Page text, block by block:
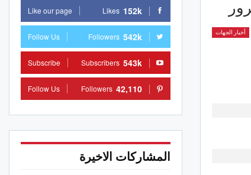
أخبار الجهات
152k
Likes
Like our page
542k
Followers
Follow Us
543k
Subscribers
Subscribe
42,110
Followers
Follow Us
المشاركات الاخيرة
وزير التجهيز يعطي إشارة انطلاق
مشروع “المنار 2” السكني بكلفة تفوق 7
تراجع حاد في إنتاج الهندي
الأنف يفوز على نجمةالمتلوي